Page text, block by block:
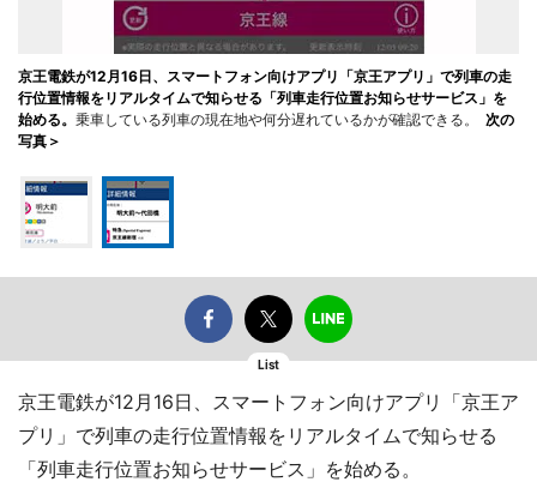
京王電鉄が12月16日、スマートフォン向けアプリ「京王アプリ」で列車の走
行位置情報をリアルタイムで知らせる「列車走行位置お知らせサービス」を
始める。 乗車している列車の現在地や何分遅れているかが確認できる。 次の
写真＞
List
京王電鉄が12月16日、スマートフォン向けアプリ「京王ア
プリ」で列車の走行位置情報をリアルタイムで知らせる
「列車走行位置お知らせサービス」を始める。